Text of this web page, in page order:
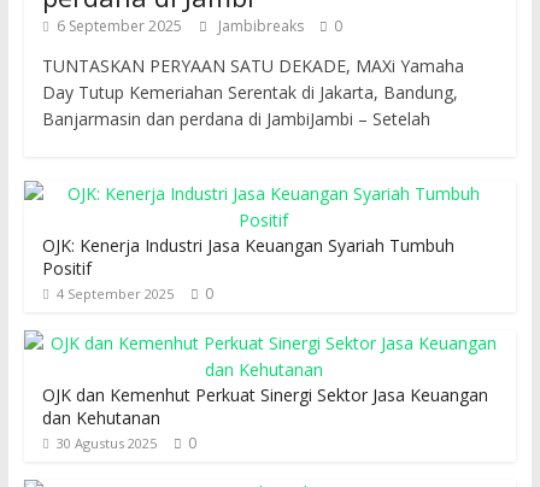
6 September 2025 Jambibreaks 0
TUNTASKAN PERYAAN SATU DEKADE, MAXi Yamaha
Day Tutup Kemeriahan Serentak di Jakarta, Bandung,
Banjarmasin dan perdana di JambiJambi – Setelah
OJK: Kenerja Industri Jasa Keuangan Syariah Tumbuh
Positif
4 September 2025 0
OJK dan Kemenhut Perkuat Sinergi Sektor Jasa Keuangan
dan Kehutanan
30 Agustus 2025 0